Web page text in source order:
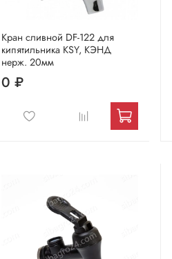
Кран сливной DF-122 для
кипятильника KSY, КЭНД
нерж. 20мм
0 ₽